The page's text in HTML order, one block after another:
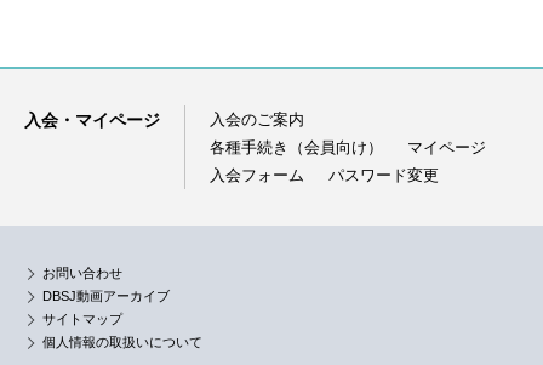
入会・マイページ
入会のご案内
各種手続き（会員向け）
マイページ
入会フォーム
パスワード変更
お問い合わせ
DBSJ動画アーカイブ
サイトマップ
個人情報の取扱いについて